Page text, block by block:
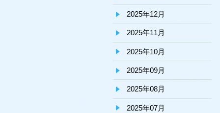
2025年12月
2025年11月
2025年10月
2025年09月
2025年08月
2025年07月